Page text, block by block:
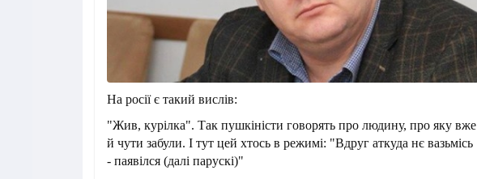
На росії є такий вислів:
"Жив, курілка". Так пушкіністи говорять про людину, про яку вже
й чути забули. І тут цей хтось в режимі: "Вдруг аткуда нє вазьмісь
- паявілся (далі парускі)"